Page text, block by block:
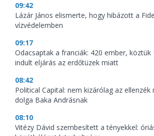
09:42
Lázár János elismerte, hogy hibázott a
vízvédelemben
09:17
Odacsaptak a franciák: 420 ember, köztük
indult eljárás az erdőtüzek miatt
08:42
Political Capital: nem kizárólag az
dolga Baka Andrásnak
08:10
Vitézy Dávid szembesített a tényekkel: